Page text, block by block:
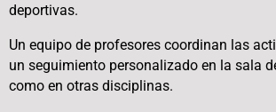
deportivas.
Un equipo de profesores coordinan las
un seguimiento personalizado en la sala
como en otras disciplinas.